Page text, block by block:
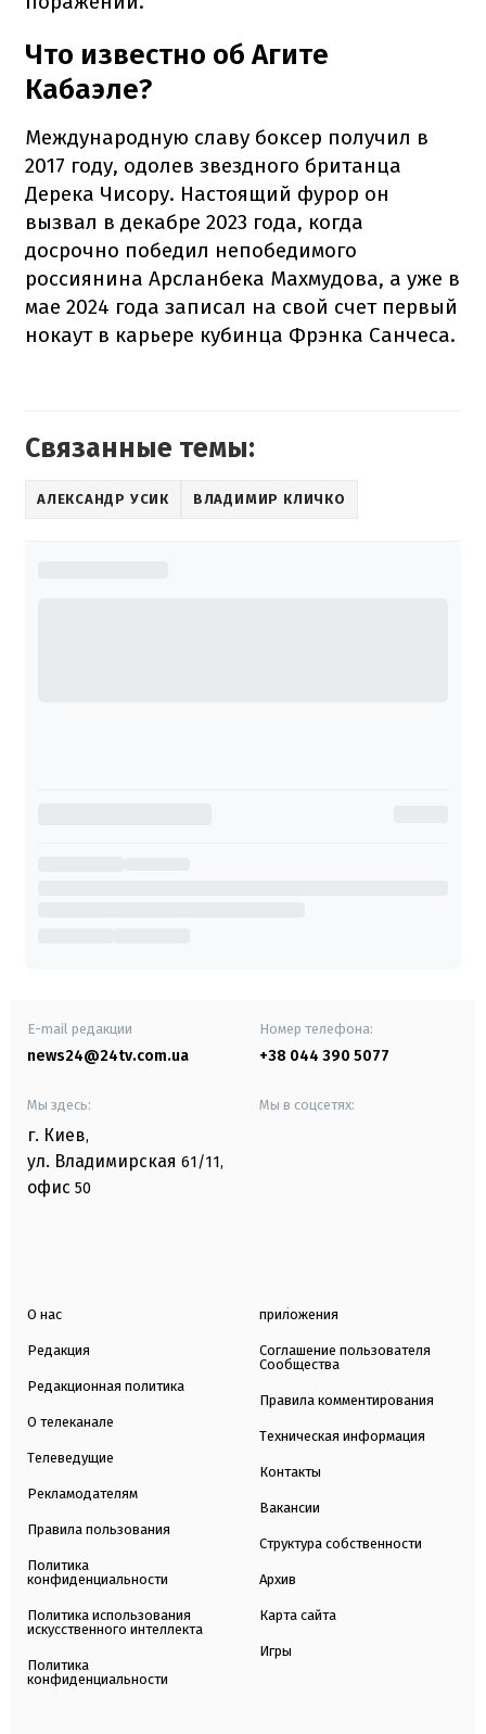
Что известно об Агите
Кабаэле?
Международную славу боксер получил в
2017 году, одолев звездного британца
Дерека Чисору. Настоящий фурор он
вызвал в декабре 2023 года, когда
досрочно победил непобедимого
россиянина Арсланбека Махмудова, а уже в
мае 2024 года записал на свой счет первый
нокаут в карьере кубинца Фрэнка Санчеса.
Связанные темы:
АЛЕКСАНДР УСИК ВЛАДИМИР КЛИЧКО
E-mail редакции
news24@24tv.com.ua
Номер телефона:
+38 044 390 5077
Мы здесь:
г. Киев,
ул. Владимирская 61/11,
офис 50
Мы в соцсетях:
О нас
Редакция
Редакционная политика
О телеканале
Телеведущие
Рекламодателям
Правила пользования
Политика
конфиденциальности
Политика использования
искусственного интеллекта
Политика
конфиденциальности
приложения
Соглашение пользователя
Сообщества
Правила комментирования
Техническая информация
Контакты
Вакансии
Структура собственности
Архив
Карта сайта
Игры